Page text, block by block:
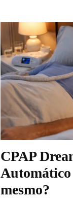
CPAP
Automático
mesmo?